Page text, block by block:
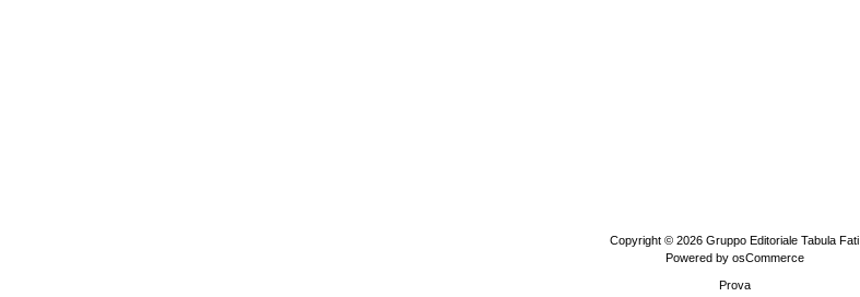
Copyright © 2026 Gruppo Editoriale Tabula Fati
Powered by osCommerce
Prova